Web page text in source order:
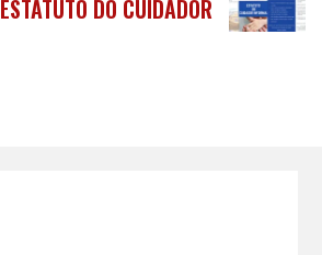
ESTATUTO DO CUIDADOR